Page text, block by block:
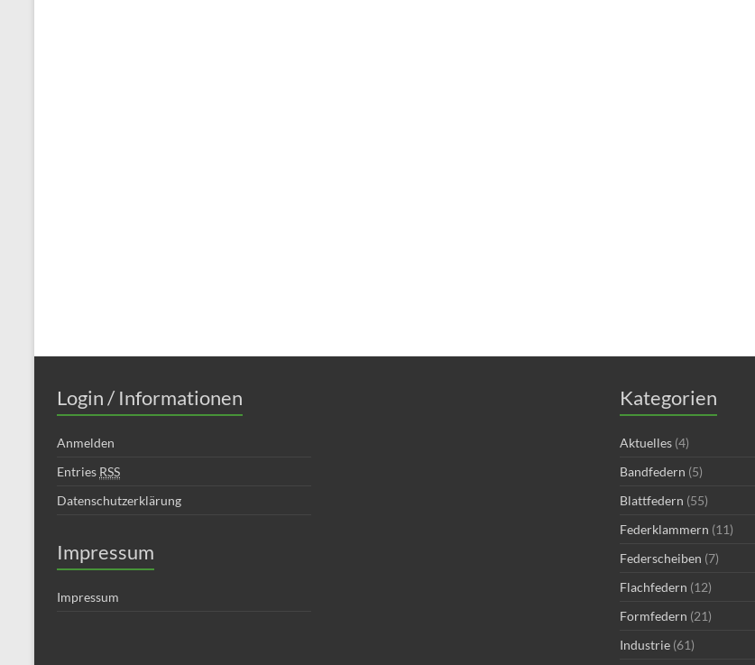
Login / Informationen
Anmelden
Entries RSS
Datenschutzerklärung
Impressum
Impressum
Kategorien
Aktuelles (4)
Bandfedern (5)
Blattfedern (55)
Federklammern (11)
Federscheiben (7)
Flachfedern (12)
Formfedern (21)
Industrie (61)